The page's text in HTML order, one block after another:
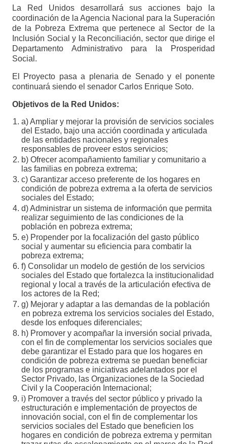
La Red Unidos desarrollará sus acciones bajo la
coordinación de la Agencia Nacional para la Superación
de la Pobreza Extrema que pertenece al Sector de la
Inclusión Social y la Reconciliación, sector que dirige el
Departamento Administrativo para la Prosperidad
Social.
El Proyecto pasa a plenaria de Senado y el ponente
continuará siendo el senador Carlos Enrique Soto.
Objetivos de la Red Unidos:
a) Ampliar y mejorar la provisión de servicios sociales
del Estado, bajo una acción coordinada y articulada
de las entidades nacionales y regionales
responsables de proveer estos servicios;
b) Ofrecer acompañamiento familiar y comunitario a
las familias en pobreza extrema;
c) Garantizar acceso preferente de los hogares en
condición de pobreza extrema a la oferta de servicios
sociales del Estado;
d) Administrar un sistema de información que permita
realizar seguimiento de las condiciones de la
población en pobreza extrema;
e) Propender por la focalización del gasto público
social y aumentar su eficiencia para combatir la
pobreza extrema;
f) Consolidar un modelo de gestión de los servicios
sociales del Estado que fortalezca la institucionalidad
regional y local a través de la articulación efectiva de
los actores de la Red;
g) Mejorar y adaptar a las demandas de la población
en pobreza extrema los servicios sociales del Estado,
desde los enfoques diferenciales;
h) Promover y acompañar la inversión social privada,
con el fin de complementar los servicios sociales que
debe garantizar el Estado para que los hogares en
condición de pobreza extrema se puedan beneficiar
de los programas e iniciativas adelantados por el
Sector Privado, las Organizaciones de la Sociedad
Civil y la Cooperación Internacional;
i) Promover a través del sector público y privado la
estructuración e implementación de proyectos de
innovación social, con el fin de complementar los
servicios sociales del Estado que beneficien los
hogares en condición de pobreza extrema y permitan